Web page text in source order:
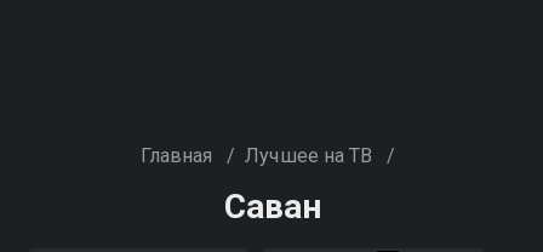
Главная / Лучшее на ТВ /
Саван